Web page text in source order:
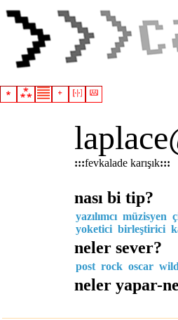
laplace
:::fevkalade karışık:::
nası bi tip?
yazılımcı müzisyen
yoketici birleştirici
neler sever?
post rock oscar
neler yapar-